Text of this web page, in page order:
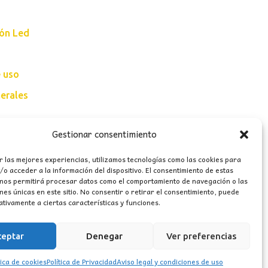
Gestionar consentimiento
las mejores experiencias, utilizamos tecnologías como las cookies para
acceder a la información del dispositivo. El consentimiento de estas
permitirá procesar datos como el comportamiento de navegación o las
únicas en este sitio. No consentir o retirar el consentimiento, puede
a ciertas características y funciones.
Denegar Ver preferencias
de cookiesPolítica de PrivacidadAviso legal y condiciones de uso
Led
uso